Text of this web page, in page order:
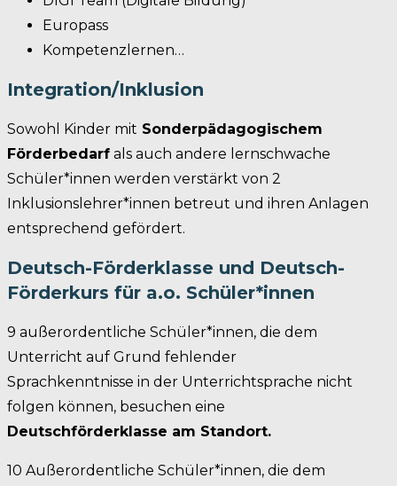
Europass
Kompetenzlernen…
Integration/Inklusion
Sowohl Kinder mit Sonderpädagogischem
Förderbedarf als auch andere lernschwache
Schüler*innen werden verstärkt von 2
Inklusionslehrer*innen betreut und ihren Anlagen
entsprechend gefördert.
Deutsch-Förderklasse und Deutsch-
Förderkurs für a.o. Schüler*innen
9 außerordentliche Schüler*innen, die dem
Unterricht auf Grund fehlender
Sprachkenntnisse in der Unterrichtsprache nicht
folgen können, besuchen eine
Deutschförderklasse am Standort.
10 Außerordentliche Schüler*innen, die dem